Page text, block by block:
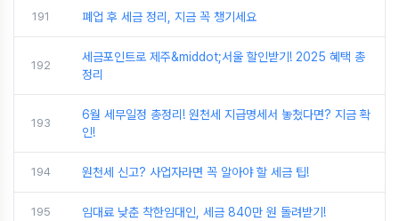
191 폐업 후 세금 정리, 지금 꼭 챙기세요
192
세금포인트로 제주&middot;서울 할인받기! 2025 혜택 총
정리
193
6월 세무일정 총정리! 원천세 지급명세서 놓쳤다면? 지금 확
인!
194 원천세 신고? 사업자라면 꼭 알아야 할 세금 팁!
195 임대료 낮춘 착한임대인, 세금 840만 원 돌려받기!